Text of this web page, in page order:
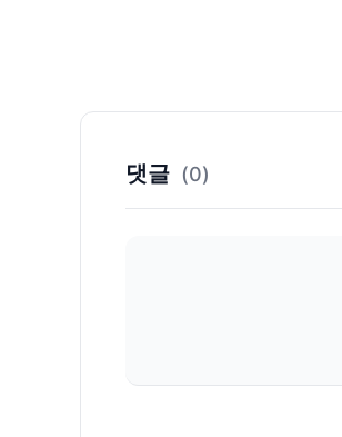
댓글 (0)